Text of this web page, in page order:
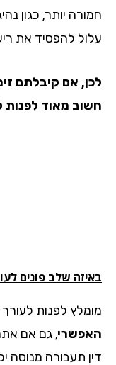
יותר, כגון
להפסיד את רישיון
אם קיבלתם
מאוד לפנות
שלב פונים לעורך
לפנות לעורך
, גם אם אתם לא
תעבורה מנוסה יכול